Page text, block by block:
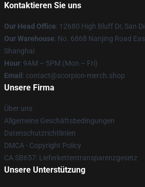
Kontaktieren Sie uns
Our Head Office: 12680 High Bluff Dr, San
Our Warehouse: No. 6868 Nanjing Road
Shanghai
Hour: 9AM – 5PM (Mon – Fri)
Email : contact@scorpion-merch.shop
Unsere Firma
Über uns
Allgemeine Geschäftsbedingungen
Datenschutzrichtlinien
DMCA - Copyright Policy
CA SB657: Lieferkettentransparenzgesetz
Unsere Unterstützung